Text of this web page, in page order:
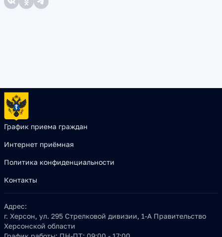
График приема граждан
Интернет приёмная
Политика конфиденциальности
Контакты
Адрес:
г. Херсон, ул. 295 Стрелковой дивизии, 1-А Правительство
Херсонской области